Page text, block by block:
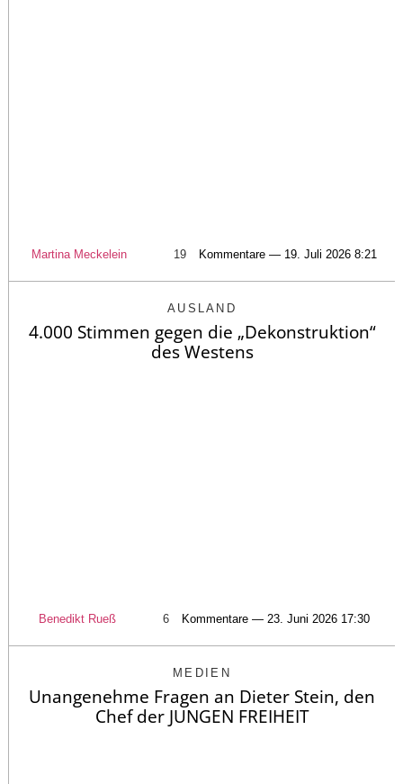
Martina Meckelein 19 Kommentare — 19. Juli 2026 8:21
AUSLAND
4.000 Stimmen gegen die „Dekonstruktion“
des Westens
Benedikt Rueß 6 Kommentare — 23. Juni 2026 17:30
MEDIEN
Unangenehme Fragen an Dieter Stein, den
Chef der JUNGEN FREIHEIT